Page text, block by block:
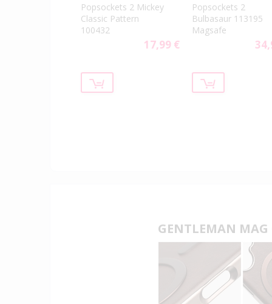
Popsockets 2 Mickey
Classic Pattern
100432
17,99 €
Popsockets 2
Bulbasaur 113195
Magsafe
GENTLEMAN